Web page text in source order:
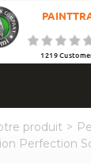
1219
produit >
Perfection